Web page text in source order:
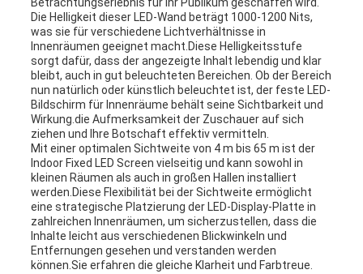
Betrachtungserlebnis für Ihr Publikum geschaffen wird.
Die Helligkeit dieser LED-Wand beträgt 1000-1200 Nits,
was sie für verschiedene Lichtverhältnisse in
Innenräumen geeignet macht.Diese Helligkeitsstufe
sorgt dafür, dass der angezeigte Inhalt lebendig und klar
bleibt, auch in gut beleuchteten Bereichen. Ob der Bereich
nun natürlich oder künstlich beleuchtet ist, der feste LED-
Bildschirm für Innenräume behält seine Sichtbarkeit und
Wirkung.die Aufmerksamkeit der Zuschauer auf sich
ziehen und Ihre Botschaft effektiv vermitteln.
Mit einer optimalen Sichtweite von 4 m bis 65 m ist der
Indoor Fixed LED Screen vielseitig und kann sowohl in
kleinen Räumen als auch in großen Hallen installiert
werden.Diese Flexibilität bei der Sichtweite ermöglicht
eine strategische Platzierung der LED-Display-Platte in
zahlreichen Innenräumen, um sicherzustellen, dass die
Inhalte leicht aus verschiedenen Blickwinkeln und
Entfernungen gesehen und verstanden werden
können.Sie erfahren die gleiche Klarheit und Farbtreue.